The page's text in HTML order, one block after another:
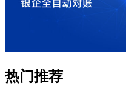
热门推荐